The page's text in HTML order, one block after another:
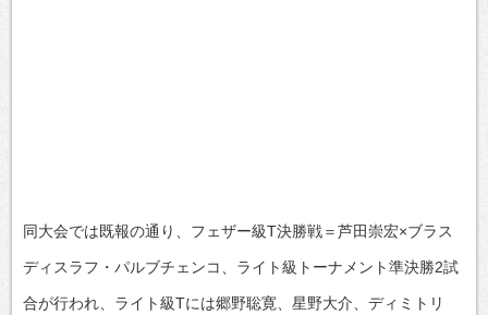
同大会では既報の通り、フェザー級T決勝戦＝芦田崇宏×ブラス
ディスラフ・パルブチェンコ、ライト級トーナメント準決勝2試
合が行われ、ライト級Tには郷野聡寛、星野大介、ディミトリ